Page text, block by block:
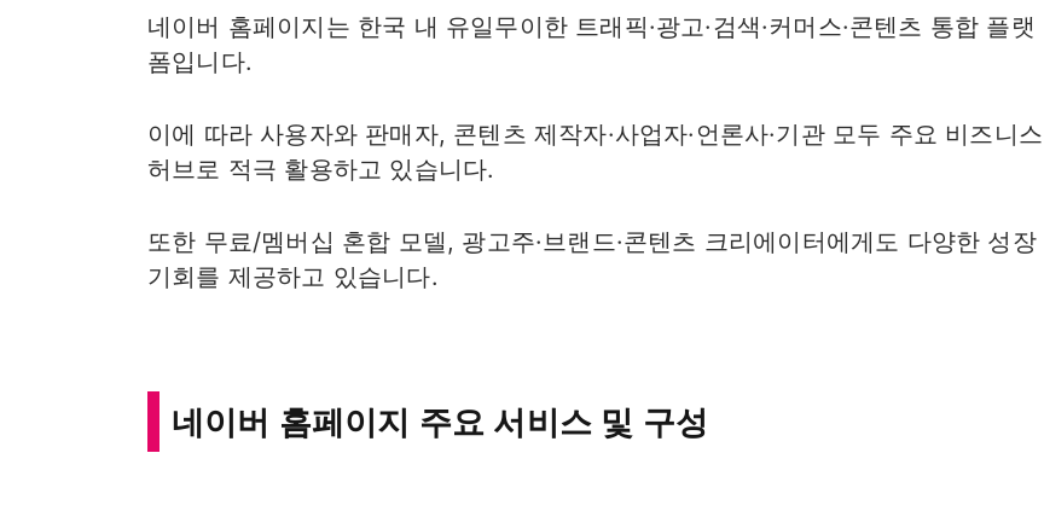
네이버 홈페이지는 한국 내 유일무이한 트래픽·광고·검색·커머스·콘텐츠 통합 플랫
폼입니다.
이에 따라 사용자와 판매자, 콘텐츠 제작자·사업자·언론사·기관 모두 주요 비즈니스
허브로 적극 활용하고 있습니다.
또한 무료/멤버십 혼합 모델, 광고주·브랜드·콘텐츠 크리에이터에게도 다양한 성장
기회를 제공하고 있습니다.
네이버 홈페이지 주요 서비스 및 구성